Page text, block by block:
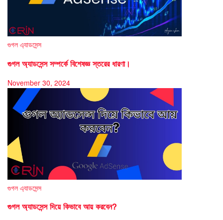
গুগল এ্যাডসেন্স
গুগল অ্যাডসেন্স সম্পর্কে বিশেষজ্ঞ স্তরের ধারণা।
November 30, 2024
গুগল এ্যাডসেন্স
গুগল অ্যাডসেন্স দিয়ে কিভাবে আয় করবেন?